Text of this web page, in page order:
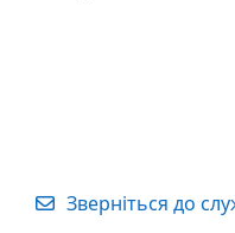
Зверніться до